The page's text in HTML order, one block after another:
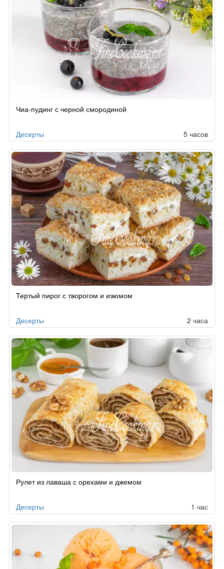
Чиа-пудинг с черной смородиной
Десерты 5 часов
Тертый пирог с творогом и изюмом
Десерты 2 часа
Рулет из лаваша с орехами и джемом
Десерты 1 час